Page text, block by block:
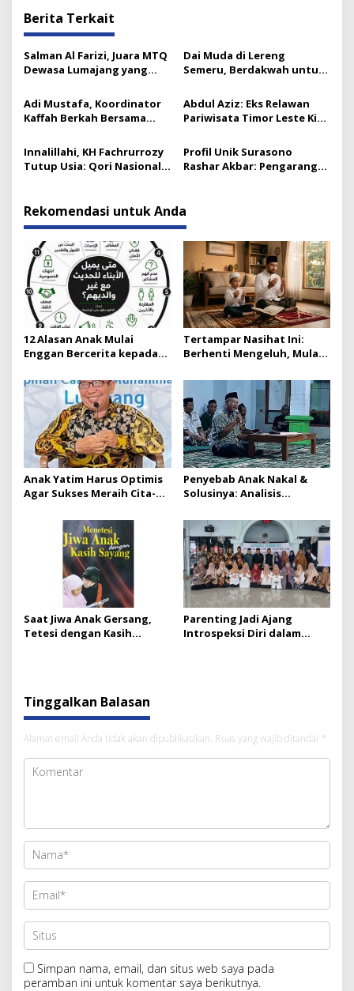
Berita Terkait
Salman Al Farizi, Juara MTQ
Dewasa Lumajang yang
Dai Muda di Lereng
Semeru, Berdakwah untuk
Adi Mustafa, Koordinator
Kaffah Berkah Bersama
Abdul Aziz: Eks Relawan
Pariwisata Timor Leste Kini
Innalillahi, KH Fachrurrozy
Tutup Usia: Qori Nasional
Profil Unik Surasono
Rashar Akbar: Pengarang
Perjalanan Spiritualnya
Rekomendasi untuk Anda
12 Alasan Anak Mulai
Enggan Bercerita kepada
Tertampar Nasihat Ini:
Berhenti Mengeluh, Mulai
Anak Yatim Harus Optimis
Agar Sukses Meraih Cita-
Penyebab Anak Nakal &
Solusinya: Analisis
Kreatif Masjid
Saat Jiwa Anak Gersang,
Tetesi dengan Kasih
Parenting Jadi Ajang
Introspeksi Diri dalam
Tinggalkan Balasan
Alamat email Anda tidak akan dipublikasikan. Ruas yang wajib ditandai *
Simpan nama, email, dan situs web saya pada
peramban ini untuk komentar saya berikutnya.